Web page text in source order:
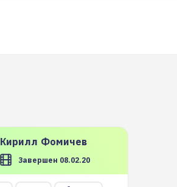
Кирилл Фомичев
Завершен 08.02.20